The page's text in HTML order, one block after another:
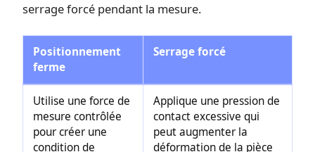
serrage forcé pendant la mesure.
Positionnement
ferme
Serrage forcé
Utilise une force de
mesure contrôlée
pour créer une
condition de
Applique une pression de
contact excessive qui
peut augmenter la
déformation de la pièce